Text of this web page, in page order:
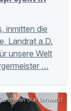
inmitten die
Landrat a.D.
unsere Welt
…
(Kai Schwarz)